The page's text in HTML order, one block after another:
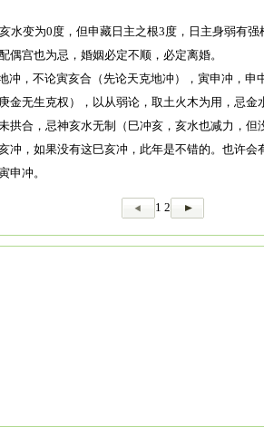
水变为0度，但申藏日主之根3度，日主身弱有
偶宫也为忌，婚姻必定不顺，必定离婚。
冲，不论寅亥合（先论天克地冲），寅申冲，申
金无生克权），以从弱论，取土火木为用，忌
拱合，忌神亥水无制（巳冲亥，亥水也减力，
冲，如果没有这巳亥冲，此年是不错的。也许
申冲。
1 2